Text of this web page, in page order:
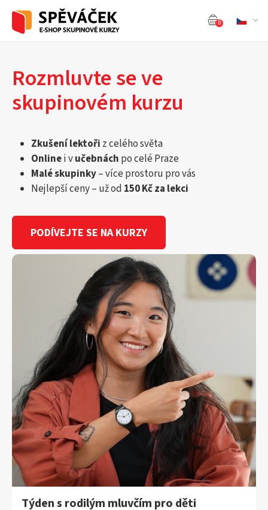
0
Rozmluvte se ve
skupinovém kurzu
Zkušení lektoři z celého světa
Onlinei vučebnách po celé Praze
Malé skupinky– více prostoru pro vás
Nejlepší ceny – už od 150 Kč za lekci
PODÍVEJTE SE NA KURZY
Týden s rodilým mluvčím pro děti